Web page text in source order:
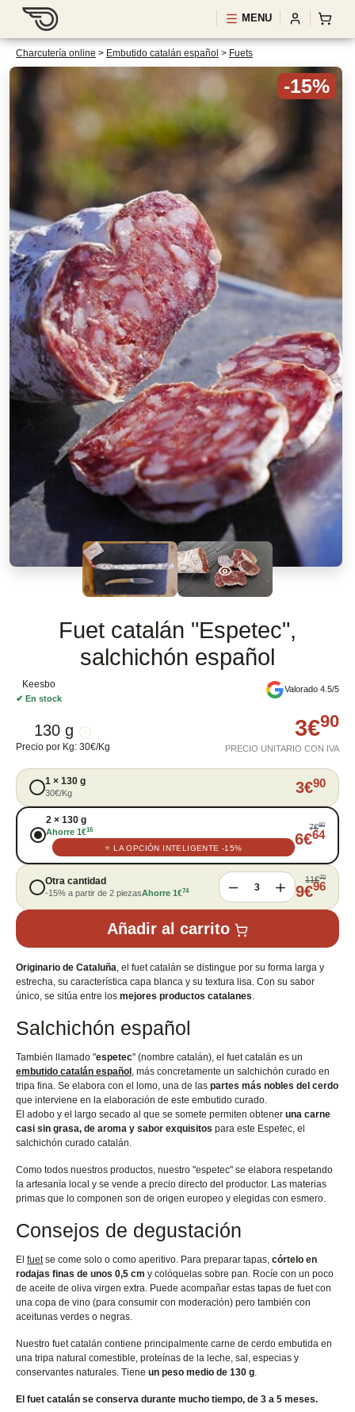
MENU
Charcutería online > Embutido catalán español > Fuets
-15%
Fuet catalán "Espetec",
salchichón español
Keesbo
✔ En stock
Valorado 4.5/5
130 g
Precio por Kg: 30€/Kg
3€90
PRECIO UNITARIO CON IVA
1 × 130 g
30€/Kg 3€90
2 × 130 g
Ahorre 1€16
⭐LA OPCIÓN INTELIGENTE -15%
7€80
6€64
Otra cantidad
-15% a partir de 2 piezasAhorre 1€74 3
11€70
9€96
Añadir al carrito
Originario de Cataluña, el fuet catalán se distingue por su forma larga y
estrecha, su característica capa blanca y su textura lisa. Con su sabor
único, se sitúa entre los mejores productos catalanes.
Salchichón español
También llamado "espetec" (nombre catalán), el fuet catalán es un
embutido catalán español , más concretamente un salchichón curado en
tripa fina. Se elabora con el lomo, una de las partes más nobles del cerdo
que interviene en la elaboración de este embutido curado.
El adobo y el largo secado al que se somete permiten obtener una carne
casi sin grasa, de aroma y sabor exquisitos para este Espetec, el
salchichón curado catalán.
Como todos nuestros productos, nuestro "espetec" se elabora respetando
la artesanía local y se vende a precio directo del productor. Las materias
primas que lo componen son de origen europeo y elegidas con esmero.
Consejos de degustación
El fuetse come solo o como aperitivo. Para preparar tapas, córtelo en
rodajas finas de unos 0,5 cm y colóquelas sobre pan. Rocíe con un poco
de aceite de oliva virgen extra. Puede acompañar estas tapas de fuet con
una copa de vino (para consumir con moderación) pero también con
aceitunas verdes o negras.
Nuestro fuet catalán contiene principalmente carne de cerdo embutida en
una tripa natural comestible, proteínas de la leche, sal, especias y
conservantes naturales. Tiene un peso medio de 130 g.
El fuet catalán se conserva durante mucho tiempo, de 3 a 5 meses.